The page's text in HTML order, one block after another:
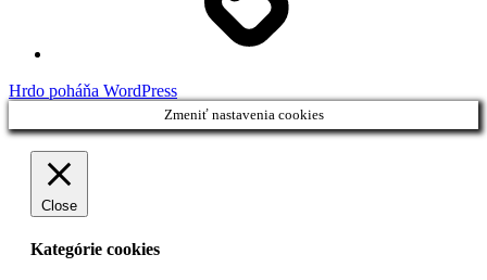
Hrdo poháňa WordPress
Zmeniť nastavenia cookies
Close
Kategórie cookies